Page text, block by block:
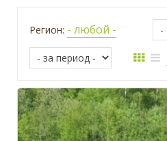
Регион: - любой -